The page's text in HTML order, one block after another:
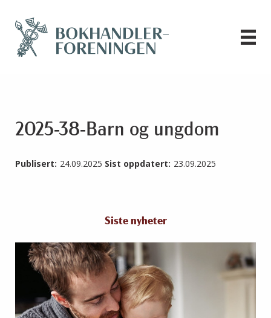
2025-38-Barn og ungdom
Publisert: 24.09.2025 Sist oppdatert: 23.09.2025
Siste nyheter